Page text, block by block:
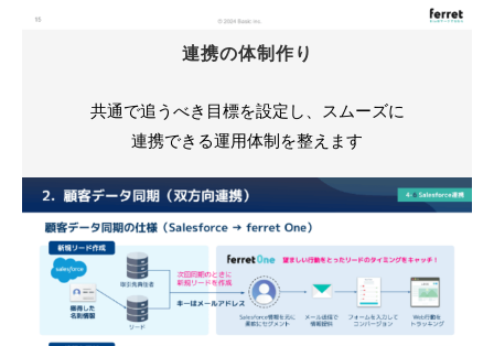
連携の体制作り
共通で追うべき目標を設定し、スムーズに
連携できる運用体制を整えます